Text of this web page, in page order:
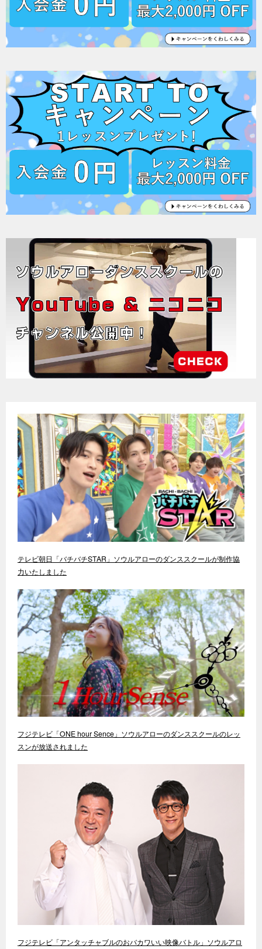
テレビ朝日「バチバチSTAR」ソウルアローのダンススクールが制作協
力いたしました
フジテレビ「ONE hour Sence」ソウルアローのダンススクールのレッ
スンが放送されました
フジテレビ「アンタッチャブルのおバカワいい映像バトル」ソウルアロ